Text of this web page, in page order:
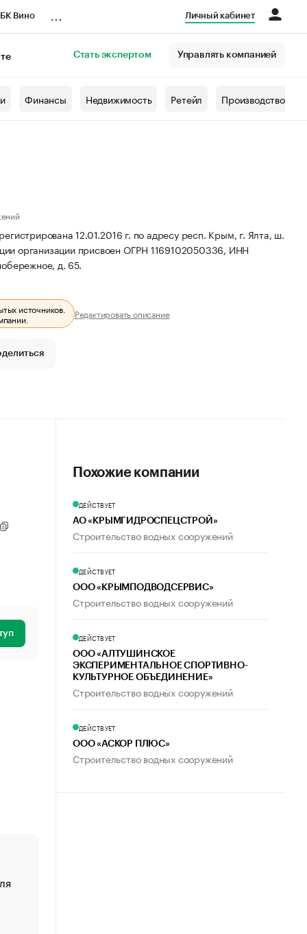
Вино Личный кабинет
Стать экспертом Управлять компанией
Финансы Недвижимость Ретейл Производство
12.01.2016 г. по адресу респ. Крым, г. Ялта, ш.
организации присвоен ОГРН 1169102050336, ИНН
д. 65.
источников. Редактировать описание
Похожие компании
ДЕЙСТВУЕТ
АО «КРЫМГИДРОСПЕЦСТРОЙ»
Строительство водных сооружений
ДЕЙСТВУЕТ
ООО «КРЫМПОДВОДСЕРВИС»
Строительство водных сооружений
ДЕЙСТВУЕТ
ООО «АЛТУШИНСКОЕ
ЭКСПЕРИМЕНТАЛЬНОЕ СПОРТИВНО-
КУЛЬТУРНОЕ ОБЪЕДИНЕНИЕ»
Строительство водных сооружений
ДЕЙСТВУЕТ
ООО «АСКОР ПЛЮС»
Строительство водных сооружений